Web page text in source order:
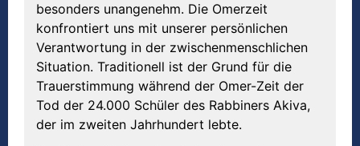
besonders unangenehm. Die Omerzeit
konfrontiert uns mit unserer persönlichen
Verantwortung in der zwischenmenschlichen
Situation. Traditionell ist der Grund für die
Trauerstimmung während der Omer-Zeit der
Tod der 24.000 Schüler des Rabbiners Akiva,
der im zweiten Jahrhundert lebte.